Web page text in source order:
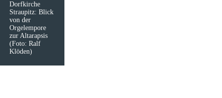
Dorfkirche
Straupitz: Blick
von der
Orgelempore
zur Altarapsis
(Foto: Ralf
Klöden)